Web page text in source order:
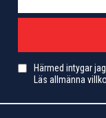
Härmed intygar
Läs allmänna